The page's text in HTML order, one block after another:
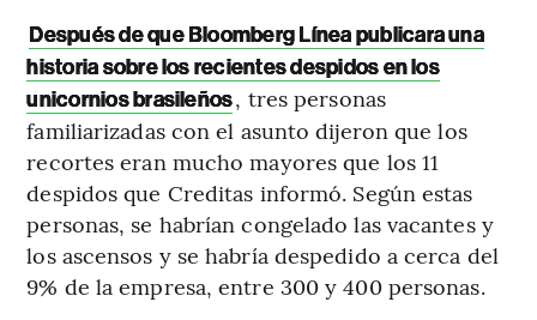
Después de que Bloomberg Línea publicara una
historia sobre los recientes despidos en los
unicornios brasileños, tres personas
familiarizadas con el asunto dijeron que los
recortes eran mucho mayores que los 11
despidos que Creditas informó. Según estas
personas, se habrían congelado las vacantes y
los ascensos y se habría despedido a cerca del
9% de la empresa, entre 300 y 400 personas.